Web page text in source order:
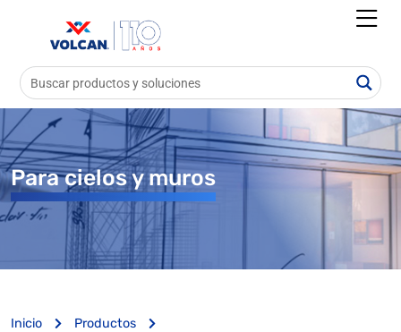
Para cielos y muros
Inicio
Productos